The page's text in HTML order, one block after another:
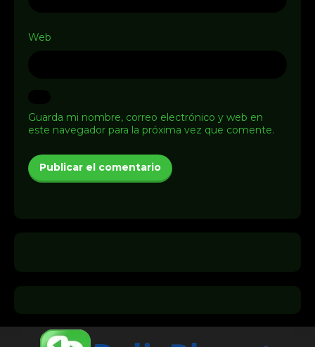
Web
Guarda mi nombre, correo electrónico y web en
este navegador para la próxima vez que comente.